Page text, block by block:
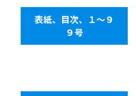
表紙、目次、１～９
９号